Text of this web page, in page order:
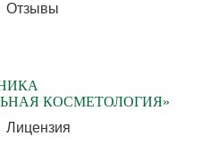
Отзывы
КОСМЕТОЛОГИЯ»
Лицензия